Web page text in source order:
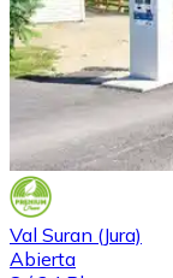
Val Suran (Jura)
Abierta